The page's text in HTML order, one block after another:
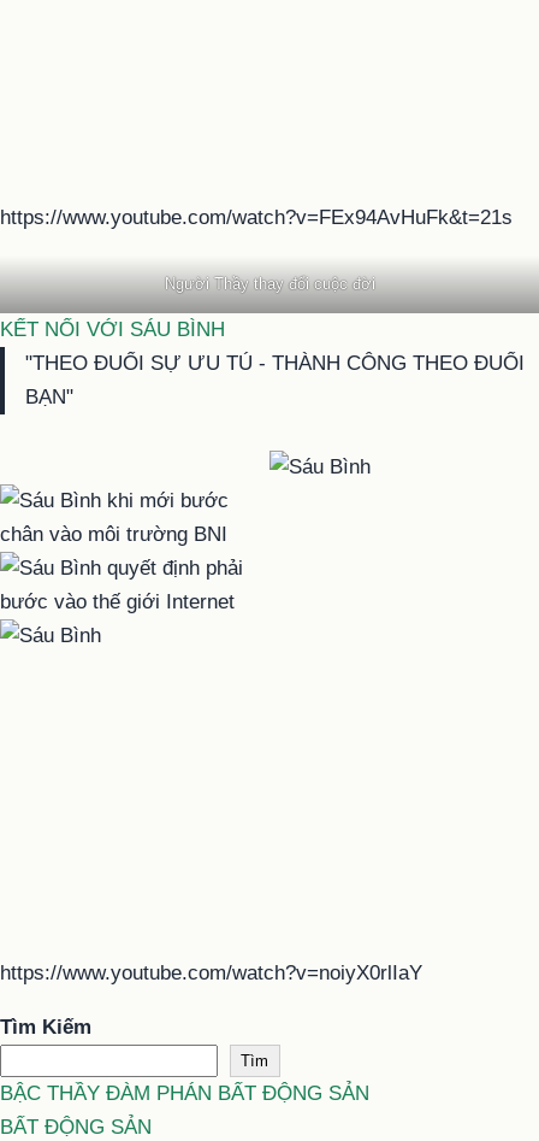
https://www.youtube.com/watch?v=FEx94AvHuFk&t=21s
Người Thầy thay đổi cuộc đời
KẾT NỐI VỚI SÁU BÌNH
"THEO ĐUỔI SỰ ƯU TÚ - THÀNH CÔNG THEO ĐUỔI
BẠN"
https://www.youtube.com/watch?v=noiyX0rlIaY
Tìm Kiếm
Tìm
BẬC THẦY ĐÀM PHÁN BẤT ĐỘNG SẢN
BẤT ĐỘNG SẢN